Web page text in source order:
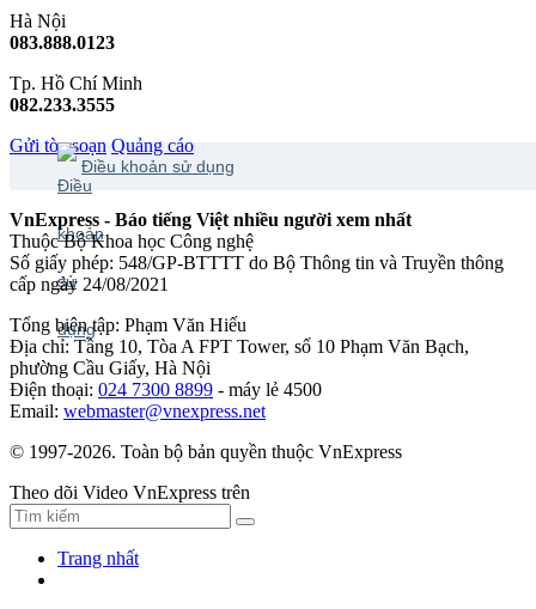
Hà Nội
083.888.0123
Tp. Hồ Chí Minh
082.233.3555
Gửi tòa soạn Quảng cáo
Điều khoản sử dụng
VnExpress - Báo tiếng Việt nhiều người xem nhất
Thuộc Bộ Khoa học Công nghệ
Số giấy phép: 548/GP-BTTTT do Bộ Thông tin và Truyền thông
cấp ngày 24/08/2021
Tổng biên tập: Phạm Văn Hiếu
Địa chỉ: Tầng 10, Tòa A FPT Tower, số 10 Phạm Văn Bạch,
phường Cầu Giấy, Hà Nội
Điện thoại: 024 7300 8899 - máy lẻ 4500
Email: webmaster@vnexpress.net
© 1997-2026. Toàn bộ bản quyền thuộc VnExpress
Theo dõi Video VnExpress trên
Trang nhất